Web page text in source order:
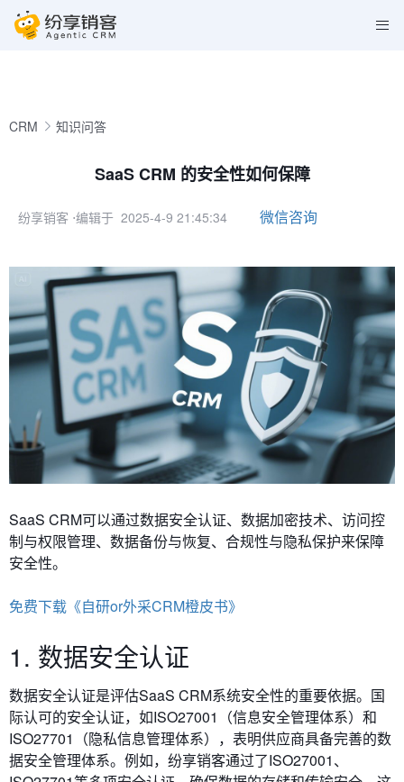
CRM 知识问答
SaaS CRM 的安全性如何保障
纷享销客 ⋅编辑于 2025-4-9 21:45:34 微信咨询
SaaS CRM可以通过数据安全认证、 数据加密技术、访问控
制与权限管理、数据备份与恢复、合规性与隐私保护来保障
安全性。
免费下载《自研or外采CRM橙皮书》
1. 数据安全认证
数据安全认证是评估SaaS CRM系统安全性的重要依据。国
际认可的安全认证，如ISO27001（信息安全管理体系）和
ISO27701（隐私信息管理体系），表明供应商具备完善的数
据安全管理体系。例如，纷享销客通过了ISO27001、